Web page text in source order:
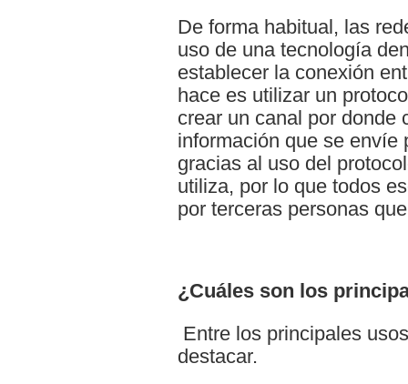
De forma habitual, las
uso de una tecnología
establecer la conexión
hace es utilizar un
crear un canal por donde
información que se envíe
gracias al uso del
utiliza, por lo que todos
por terceras personas
¿Cuáles son los
Entre los principales
destacar.